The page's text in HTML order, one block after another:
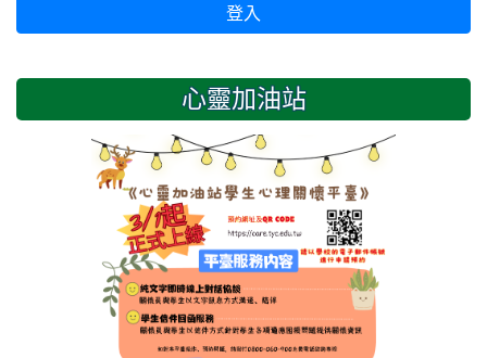
登入
心靈加油站